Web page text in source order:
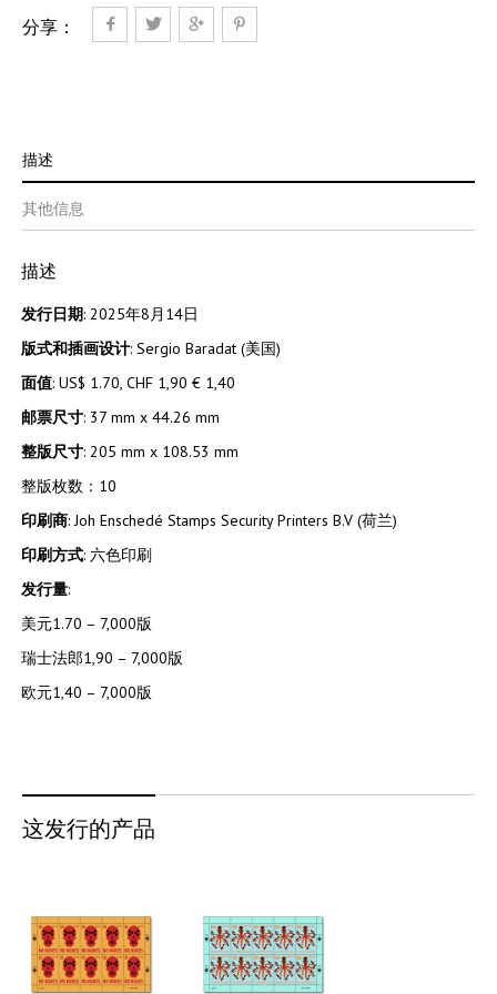
分享：
描述
其他信息
描述
发行日期: 2025年8月14日
版式和插画设计: Sergio Baradat (美国)
面值: US$ 1.70, CHF 1,90 € 1,40
邮票尺寸: 37 mm x 44.26 mm
整版尺寸: 205 mm x 108.53 mm
整版枚数：10
印刷商: Joh Enschedé Stamps Security Printers B.V (荷兰)
印刷方式: 六色印刷
发行量:
美元1.70 – 7,000版
瑞士法郎1,90 – 7,000版
欧元1,40 – 7,000版
这发行的产品